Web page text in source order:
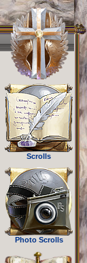
Scrolls
Photo Scrolls